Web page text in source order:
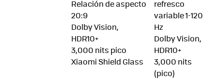
Relación de aspecto
20:9
Dolby Vision,
HDR10+
3,000 nits pico
Xiaomi Shield Glass
refresco
variable 1-120
Hz
Dolby Vision,
HDR10+
3,000 nits
(pico)